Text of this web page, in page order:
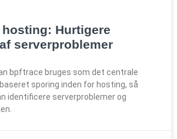
hosting: Hurtigere
serverproblemer
bpftrace bruges som det centrale
sporing inden for hosting, så
identificere serverproblemer og